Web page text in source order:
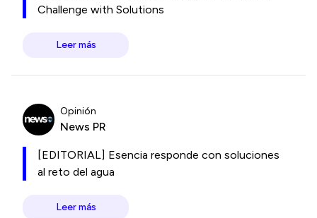
Challenge with Solutions
Leer más
Opinión
News PR
[EDITORIAL] Esencia responde con soluciones
al reto del agua
Leer más